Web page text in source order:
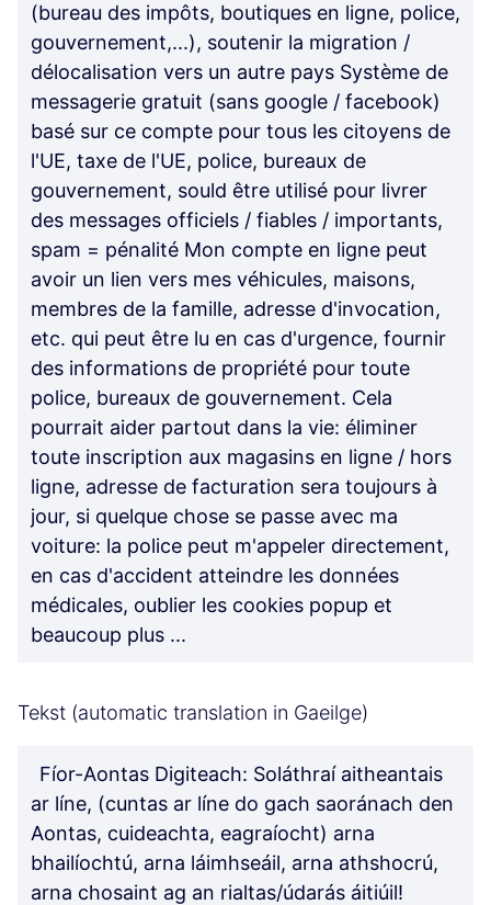
(bureau des impôts, boutiques en ligne, police,
gouvernement,...), soutenir la migration /
délocalisation vers un autre pays Système de
messagerie gratuit (sans google / facebook)
basé sur ce compte pour tous les citoyens de
l'UE, taxe de l'UE, police, bureaux de
gouvernement, sould être utilisé pour livrer
des messages officiels / fiables / importants,
spam = pénalité Mon compte en ligne peut
avoir un lien vers mes véhicules, maisons,
membres de la famille, adresse d'invocation,
etc. qui peut être lu en cas d'urgence, fournir
des informations de propriété pour toute
police, bureaux de gouvernement. Cela
pourrait aider partout dans la vie: éliminer
toute inscription aux magasins en ligne / hors
ligne, adresse de facturation sera toujours à
jour, si quelque chose se passe avec ma
voiture: la police peut m'appeler directement,
en cas d'accident atteindre les données
médicales, oublier les cookies popup et
beaucoup plus ...
Tekst (automatic translation in Gaeilge)
Fíor-Aontas Digiteach: Soláthraí aitheantais
ar líne, (cuntas ar líne do gach saoránach den
Aontas, cuideachta, eagraíocht) arna
bhailíochtú, arna láimhseáil, arna athshocrú,
arna chosaint ag an rialtas/údarás áitiúil!